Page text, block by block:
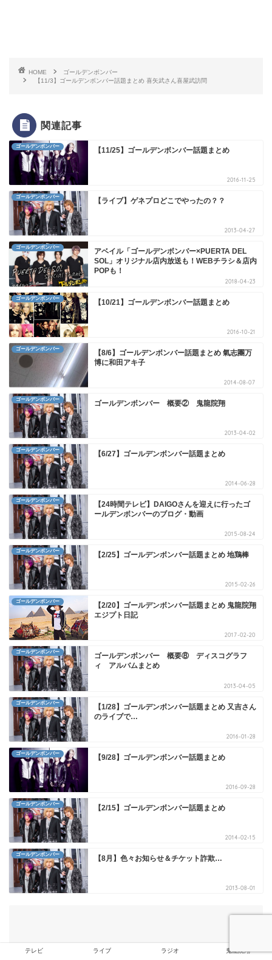
HOME
ゴールデンボンバー
【11/3】ゴールデンボンバー話題まとめ 喜矢武さん喜屋武訪問
関連記事
ゴールデンボンバー 【11/25】ゴールデンボンバー話題まとめ
2016-11-25
ゴールデンボンバー 【ライブ】ゲネプロどこでやったの？？
2013-04-27
ゴールデンボンバー
アベイル「ゴールデンボンバー×PUERTA DEL
SOL」オリジナル店内放送も！WEBチラシ＆店内
POPも！
2018-04-23
ゴールデンボンバー 【10/21】ゴールデンボンバー話題まとめ
2016-10-21
ゴールデンボンバー
【8/6】ゴールデンボンバー話題まとめ 氣志團万
博に和田アキ子
2014-08-07
ゴールデンボンバー ゴールデンボンバー 概要② 鬼龍院翔
2013-04-02
ゴールデンボンバー 【6/27】ゴールデンボンバー話題まとめ
2014-06-28
ゴールデンボンバー
【24時間テレビ】DAIGOさんを迎えに行ったゴ
ールデンボンバーのブログ・動画
2015-08-24
ゴールデンボンバー 【2/25】ゴールデンボンバー話題まとめ 地鶏棒
2015-02-26
ゴールデンボンバー
【2/20】ゴールデンボンバー話題まとめ 鬼龍院翔
エジプト日記
2017-02-20
ゴールデンボンバー
ゴールデンボンバー 概要⑧ ディスコグラフ
ィ アルバムまとめ
2013-04-05
ゴールデンボンバー
【1/28】ゴールデンボンバー話題まとめ 又吉さん
のライブで…
2016-01-28
ゴールデンボンバー 【9/28】ゴールデンボンバー話題まとめ
2016-09-28
ゴールデンボンバー 【2/15】ゴールデンボンバー話題まとめ
2014-02-15
ゴールデンボンバー 【8月】色々お知らせ＆チケット詐欺…
2013-08-01
テレビ ライブ ラジオ 鬼龍院翔